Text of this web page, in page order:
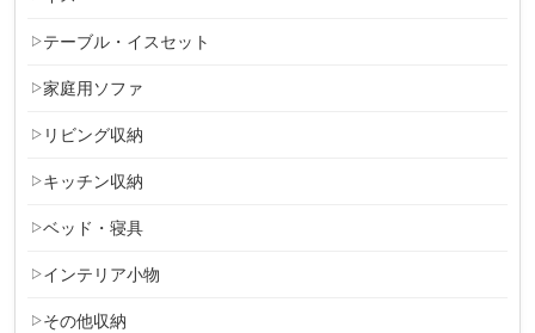
テーブル・イスセット
家庭用ソファ
リビング収納
キッチン収納
ベッド・寝具
インテリア小物
その他収納